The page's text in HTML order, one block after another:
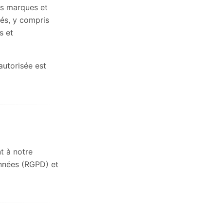
marques et
y compris
et
est
à notre
(RGPD) et